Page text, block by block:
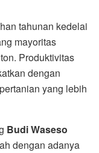
tahunan kedelai
mayoritas
Produktivitas
dengan
yang lebih
Budi Waseso
dengan adanya